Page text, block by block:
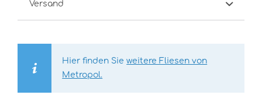
Versand
Hier finden Sieweitere Fliesen von
Metropol.